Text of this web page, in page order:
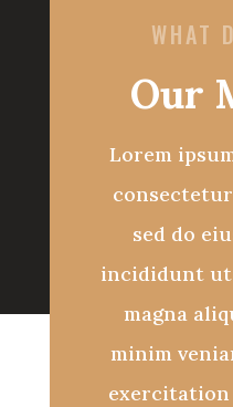
WHAT
Our
Lorem
sed do
incididunt ut
magna
minim